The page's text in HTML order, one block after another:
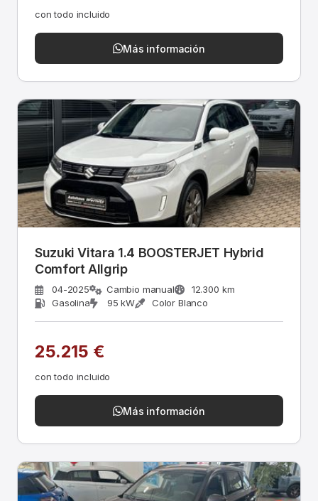
con todo incluido
Más información
Suzuki Vitara 1.4 BOOSTERJET Hybrid
Comfort Allgrip
04-2025 Cambio manual
12.300 km
Gasolina
95 kW Color Blanco
25.215 €
con todo incluido
Más información